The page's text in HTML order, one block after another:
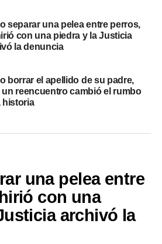
separar una pelea entre perros,
con una piedra y la Justicia
la denuncia
borrar el apellido de su padre,
un reencuentro cambió el rumbo
historia
una pelea entre
con una
archivó la